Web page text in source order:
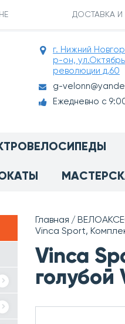
ДОСТАВКА И
г. Нижний
р-он,
революции д.60
g-
Ежедневно с
Главная
Vinca Sport,
Vinca
голубой